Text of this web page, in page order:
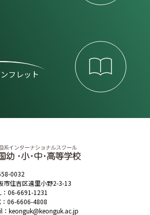
フレット
0032
市住吉区遠里小野2-3-13
06-6691-1231
：06-6606-4808
keonguk@keonguk.ac.jp